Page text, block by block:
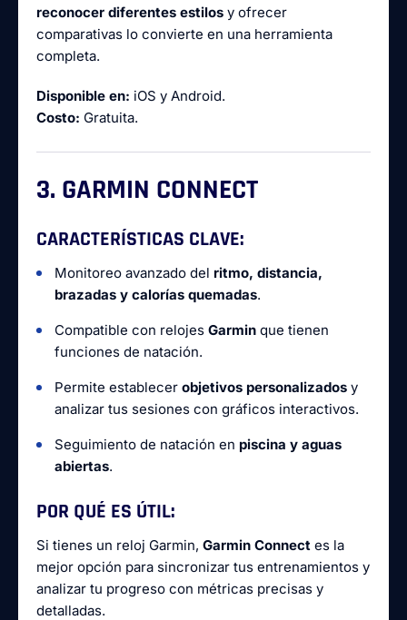
reconocer diferentes estilos y ofrecer
comparativas lo convierte en una herramienta
completa.
Disponible en: iOS y Android.
Costo: Gratuita.
3. GARMIN CONNECT
CARACTERÍSTICAS CLAVE:
Monitoreo avanzado del ritmo, distancia,
brazadas y calorías quemadas.
Compatible con relojes Garmin que tienen
funciones de natación.
Permite establecer objetivos personalizados y
analizar tus sesiones con gráficos interactivos.
Seguimiento de natación en piscina y aguas
abiertas.
POR QUÉ ES ÚTIL:
Si tienes un reloj Garmin, Garmin Connect es la
mejor opción para sincronizar tus entrenamientos y
analizar tu progreso con métricas precisas y
detalladas.